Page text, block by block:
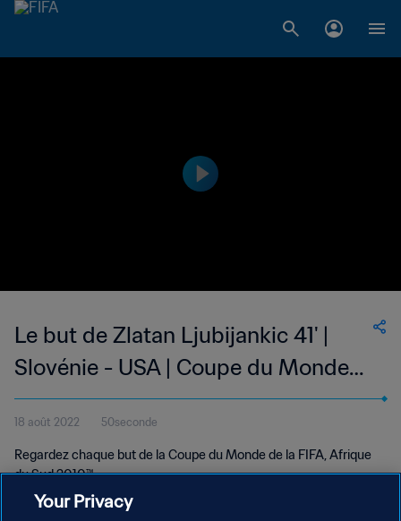
Le but de Zlatan Ljubijankic 41' |
Slovénie - USA | Coupe du Monde
de la FIFA, Afrique du Sud 2010™
18 août 2022 50seconde
Regardez chaque but de la Coupe du Monde de la FIFA, Afrique
du Sud 2010™.
Your Privacy